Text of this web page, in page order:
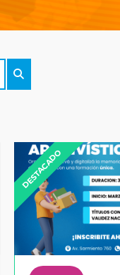
DESTACADO